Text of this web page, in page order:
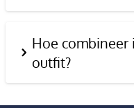
Hoe combineer
outfit?